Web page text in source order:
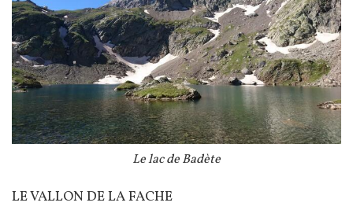
Le lac de Badète
Texte
LE VALLON DE LA FACHE